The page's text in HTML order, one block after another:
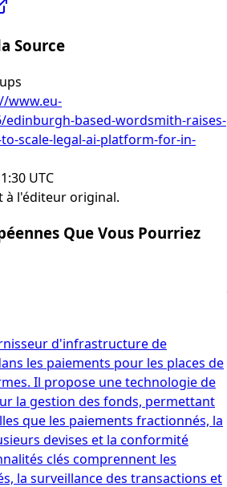
Source
www.eu-
based-wordsmith-raises-
scale-legal-ai-platform-for-in-
UTC
à l'éditeur original.
Que Vous Pourriez
d'infrastructure de
les paiements pour les places de
Il propose une technologie de
la gestion des fonds, permettant
que les paiements fractionnés, la
devises et la conformité
clés comprennent les
la surveillance des transactions et